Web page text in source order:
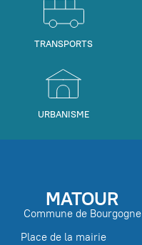
TRANSPORTS
URBANISME
MATOUR
Commune de Bourgogne
Place de la mairie